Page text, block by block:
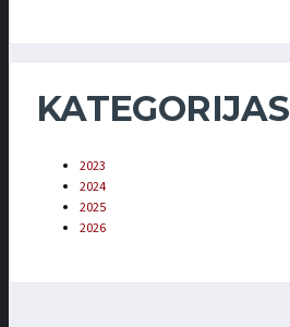
KATEGORIJAS
2023
2024
2025
2026